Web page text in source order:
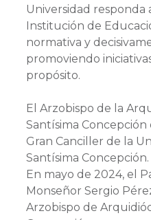
Universidad responda
Institución de
normativa y
promoviendo
propósito.
El Arzobispo de la
Santísima
Gran Canciller de la
Santísima Concepción.
En mayo de 2024, el
Monseñor Sergio
Arzobispo de